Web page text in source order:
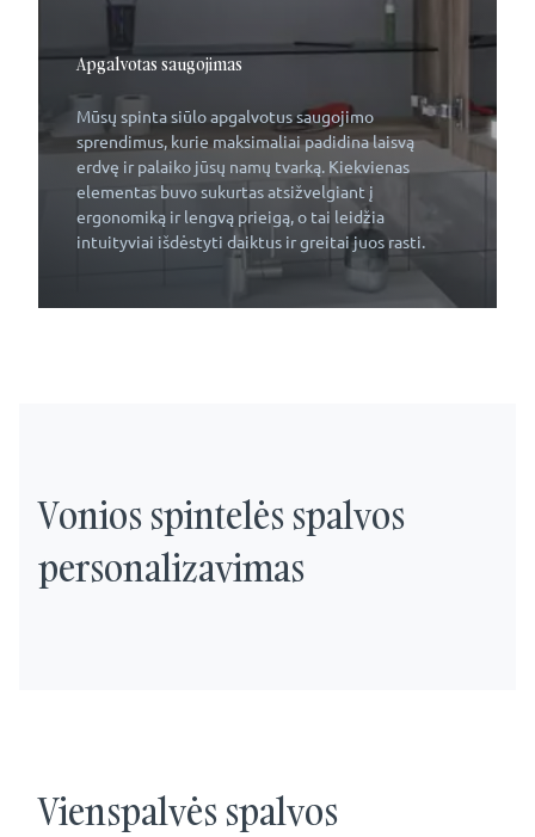
Apgalvotas saugojimas
Mūsų spinta siūlo apgalvotus saugojimo
sprendimus, kurie maksimaliai padidina laisvą
erdvę ir palaiko jūsų namų tvarką. Kiekvienas
elementas buvo sukurtas atsižvelgiant į
ergonomiką ir lengvą prieigą, o tai leidžia
intuityviai išdėstyti daiktus ir greitai juos rasti.
Vonios spintelės spalvos
personalizavimas
Vienspalvės spalvos